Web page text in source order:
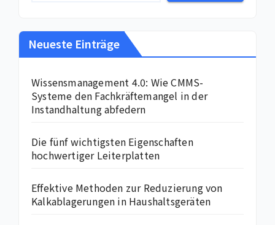
Neueste Einträge
Wissensmanagement 4.0: Wie CMMS-
Systeme den Fachkräftemangel in der
Instandhaltung abfedern
Die fünf wichtigsten Eigenschaften
hochwertiger Leiterplatten
Effektive Methoden zur Reduzierung von
Kalkablagerungen in Haushaltsgeräten